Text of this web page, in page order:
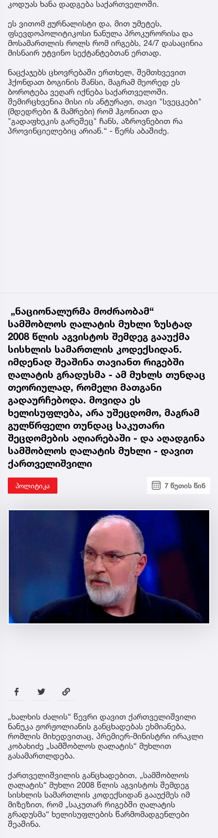
კოდუას ხანა დადგება საქართველოში.
ეს ვითომ ჟურნალისტი და, მით უმეტეს,
ფსევდოპოლიტიკოსი ნანულა პროკურორისა და
მოსამართლის როლს რომ ირგებს, 24/7 დასაცინია
მისნაირ უტვინო სექტანტებთან ერთად.
ნაცქაჯებს ცხოვრებაში ერთხელ, შემთხვევით
ჰქონდათ ბოგინის შანსი, მაგრამ მეორედ ეს
ბოროტება ვეღარ იქნება საქართველოში.
შემირცხვენია მისი ის ანტურაჟი, თავი "სვეცკები"
(მდედრები & მამრები) რომ ჰგონიათ და
"გადაფხეკის გარეშეც" ჩანს, აზროვნებით რა
პროვინციელებიც არიან.“ - წერს აბაშიძე.
„ნაციონალურმა მოძრაობამ“
სამშობლოს ღალატის მუხლი ზუსტად
2008 წლის აგვისტოს შემდეგ გააუქმა
სისხლის სამართლის კოდექსიდან.
იმდენად შეაშინა თავიანთ რიგებში
ღალატის გრადუსმა - ამ მუხლს თუნდაც
თეორიულად, რომელი მათგანი
გადაურჩებოდა. მოვიდა ეს
ხელისუფლება, არა უშეცდომო, მაგრამ
გულწრფელი თუნდაც საკუთარი
შეცდომების აღიარებაში - და აღადგინა
სამშობლოს ღალატის მუხლი - დავით
ქართველიშვილი
პოლიტიკა 7 წუთის წინ
„ხალხის ძალის“ წევრი დავით ქართველიშვილი
ნანუკა ჟორჟოლიანის განცხადებას ეხმიანება,
რომლის მიხედვითაც, პრემიერ-მინისტრი ირაკლი
კობახიძე „სამშობლოს ღალატის“ მუხლით
გასამართლდება.
ქართველიშვილის განცხადებით, „სამშობლოს
ღალატის“ მუხლი 2008 წლის აგვისტოს შემდეგ
სისხლის სამართლის კოდექსიდან გააუქმეს იმ
მიზეზით, რომ „საკუთარ რიგებში ღალატის
გრადუსმა“ ხელისუფლების წარმომადგენლები
შეაშინა.